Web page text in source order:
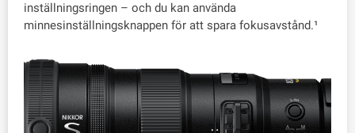
inställningsringen – och du kan använda
minnesinställningsknappen för att spara fokusavstånd.¹